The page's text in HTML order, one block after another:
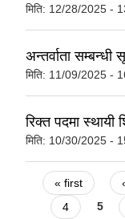
मिति: 12/28/2025 -
अन्तर्वाता सम्बन्धी
मिति: 11/09/2025 -
रिक्त पदमा स्थायी
मिति: 10/30/2025 -
Pages
« first
4
5